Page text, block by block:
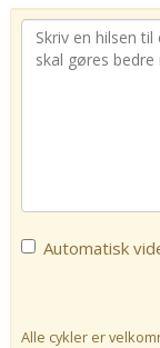
Automatisk
Alle cykler er